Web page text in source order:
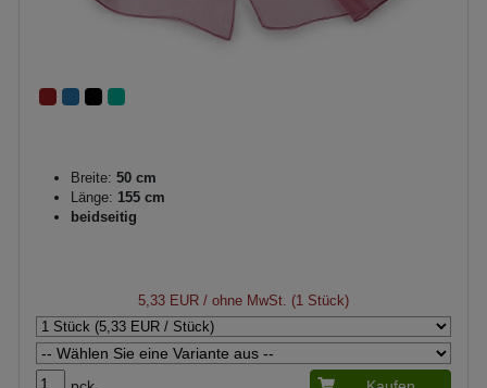
Breite: 50 cm
Länge: 155 cm
beidseitig
5,33 EUR / ohne MwSt. (1 Stück)